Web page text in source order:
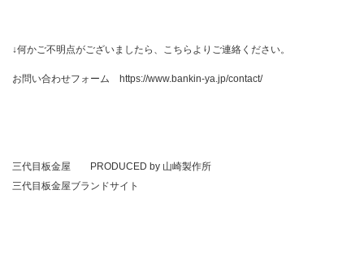
↓何かご不明点がございましたら、こちらよりご連絡ください。
お問い合わせフォーム https://www.bankin-ya.jp/contact/
三代目板金屋 PRODUCED by 山崎製作所
三代目板金屋ブランドサイト